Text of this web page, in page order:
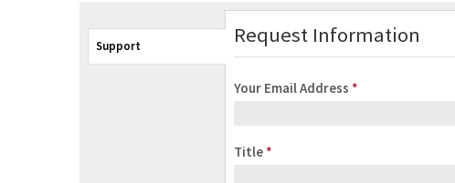
Support Request Information
Your Email Address *
Title *